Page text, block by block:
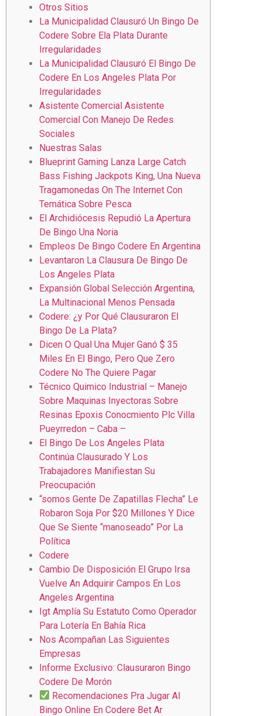
Otros Sitios
La Municipalidad Clausuró Un Bingo De
Codere Sobre Ela Plata Durante
Irregularidades
La Municipalidad Clausuró El Bingo De
Codere En Los Angeles Plata Por
Irregularidades
Asistente Comercial Asistente
Comercial Con Manejo De Redes
Sociales
Nuestras Salas
Blueprint Gaming Lanza Large Catch
Bass Fishing Jackpots King, Una Nueva
Tragamonedas On The Internet Con
Temática Sobre Pesca
El Archidiócesis Repudió La Apertura
De Bingo Una Noria
Empleos De Bingo Codere En Argentina
Levantaron La Clausura De Bingo De
Los Angeles Plata
Expansión Global Selección Argentina,
La Multinacional Menos Pensada
Codere: ¿y Por Qué Clausuraron El
Bingo De La Plata?
Dicen O Qual Una Mujer Ganó $ 35
Miles En El Bingo, Pero Que Zero
Codere No The Quiere Pagar
Técnico Quimico Industrial – Manejo
Sobre Maquinas Inyectoras Sobre
Resinas Epoxis Conocmiento Plc Villa
Pueyrredon – Caba –
El Bingo De Los Angeles Plata
Continúa Clausurado Y Los
Trabajadores Manifiestan Su
Preocupación
“somos Gente De Zapatillas Flecha” Le
Robaron Soja Por $20 Millones Y Dice
Que Se Siente “manoseado” Por La
Política
Codere
Cambio De Disposición El Grupo Irsa
Vuelve An Adquirir Campos En Los
Angeles Argentina
Igt Amplía Su Estatuto Como Operador
Para Lotería En Bahía Rica
Nos Acompañan Las Siguientes
Empresas
Informe Exclusivo: Clausuraron Bingo
Codere De Morón
Recomendaciones Pra Jugar Al
Bingo Online En Codere Bet Ar